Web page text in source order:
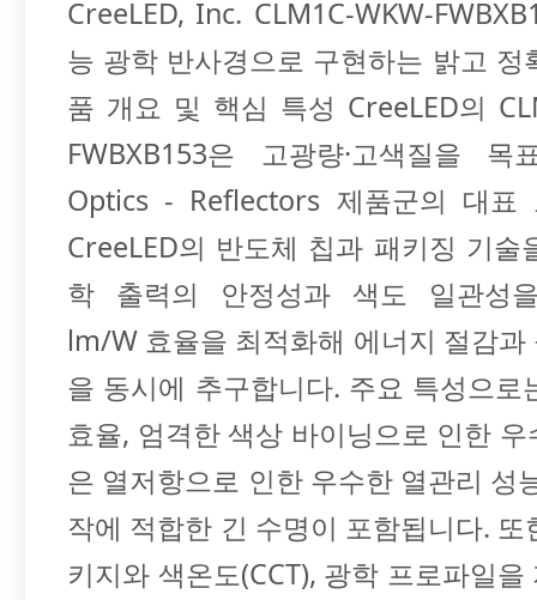
CreeLED, Inc. CLM1C-WKW-
능 광학 반사경으로 구현하는 밝고 정
품 개요 및 핵심 특성 CreeLED의
FWBXB153은 고광량·고색질을 목
Optics - Reflectors 제품군의 대표
CreeLED의 반도체 칩과 패키징 기술
학 출력의 안정성과 색도 일관성
lm/W 효율을 최적화해 에너지 절감과
을 동시에 추구합니다. 주요 특성으로
효율, 엄격한 색상 바이닝으로 인한 우
은 열저항으로 인한 우수한 열관리 성
작에 적합한 긴 수명이 포함됩니다. 또
키지와 색온도(CCT), 광학 프로파일